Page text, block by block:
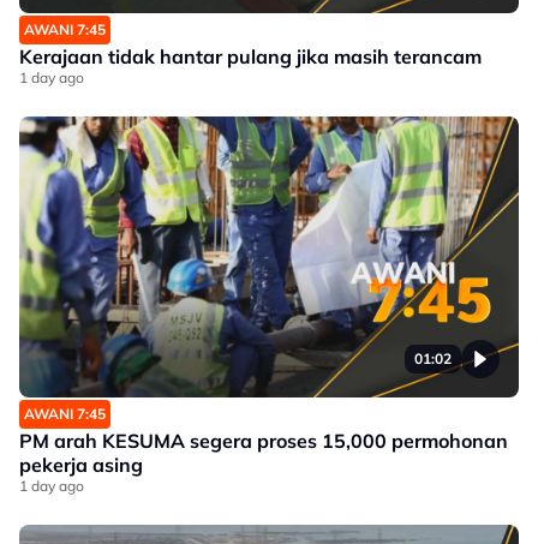
AWANI 7:45
Kerajaan tidak hantar pulang jika masih terancam
1 day ago
01:02
AWANI 7:45
PM arah KESUMA segera proses 15,000 permohonan
pekerja asing
1 day ago